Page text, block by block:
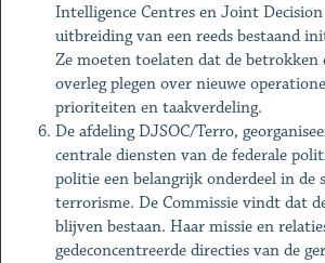
Intelligence Centres en Joint
uitbreiding van een reeds bestaand
Ze moeten toelaten dat de betrokken
overleg plegen over nieuwe
prioriteiten en taakverdeling.
De afdeling DJSOC/Terro,
centrale diensten van de federale
politie een belangrijk onderdeel in de
terrorisme. De Commissie vindt dat
blijven bestaan. Haar missie en
gedeconcentreerde directies van de